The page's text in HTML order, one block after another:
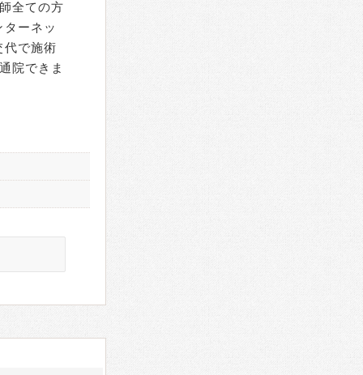
全ての方
ーネッ
代で施術
院できま